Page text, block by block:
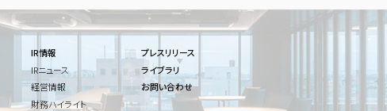
IR情報
IRニュース
経営情報
財務ハイライト
プレスリリース
ライブラリ
お問い合わせ